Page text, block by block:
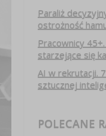
Paraliż
ostrożność
Pracownicy
starzejące się
AI w rekrutacji.
sztucznej
POLECANE